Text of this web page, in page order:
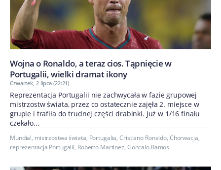
Wojna o Ronaldo, a teraz cios. Tąpnięcie w
Portugalii, wielki dramat ikony
Czwartek, 2 lipca (22:21)
Reprezentacja Portugalii nie zachwycała w fazie grupowej
mistrzostw świata, przez co ostatecznie zajęła 2. miejsce w
grupie i trafiła do trudnej części drabinki. Już w 1/16 finału
czekało...
Mundial, mistrzostwa świata, Portugalia,Cristiano Ronaldo, Chorwacja,
reprezentacja Portugalii, Roberto Martinez, Goncalo Ramos